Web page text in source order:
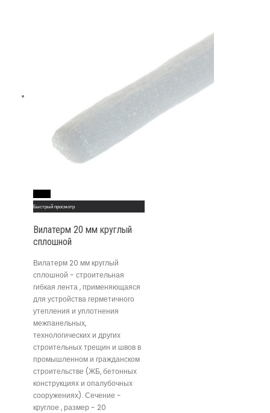
Быстрый просмотр
Вилатерм 20 мм круглый
сплошной
Вилатерм 20 мм круглый
сплошной - строительная
гибкая лента , применяющаяся
для устройства герметичного
утепления и уплотнения
межпанельных,
технологических и других
строительных трещин и швов в
промышленном и гражданском
строительстве (ЖБ, бетонных
конструкциях и опалубочных
сооружениях). Сечение -
круглое , размер - 20